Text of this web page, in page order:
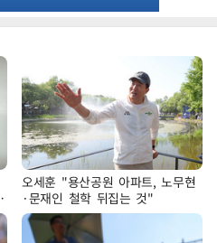
오세훈 "용산공원 아파트, 노무현
·문재인 철학 뒤집는 것"